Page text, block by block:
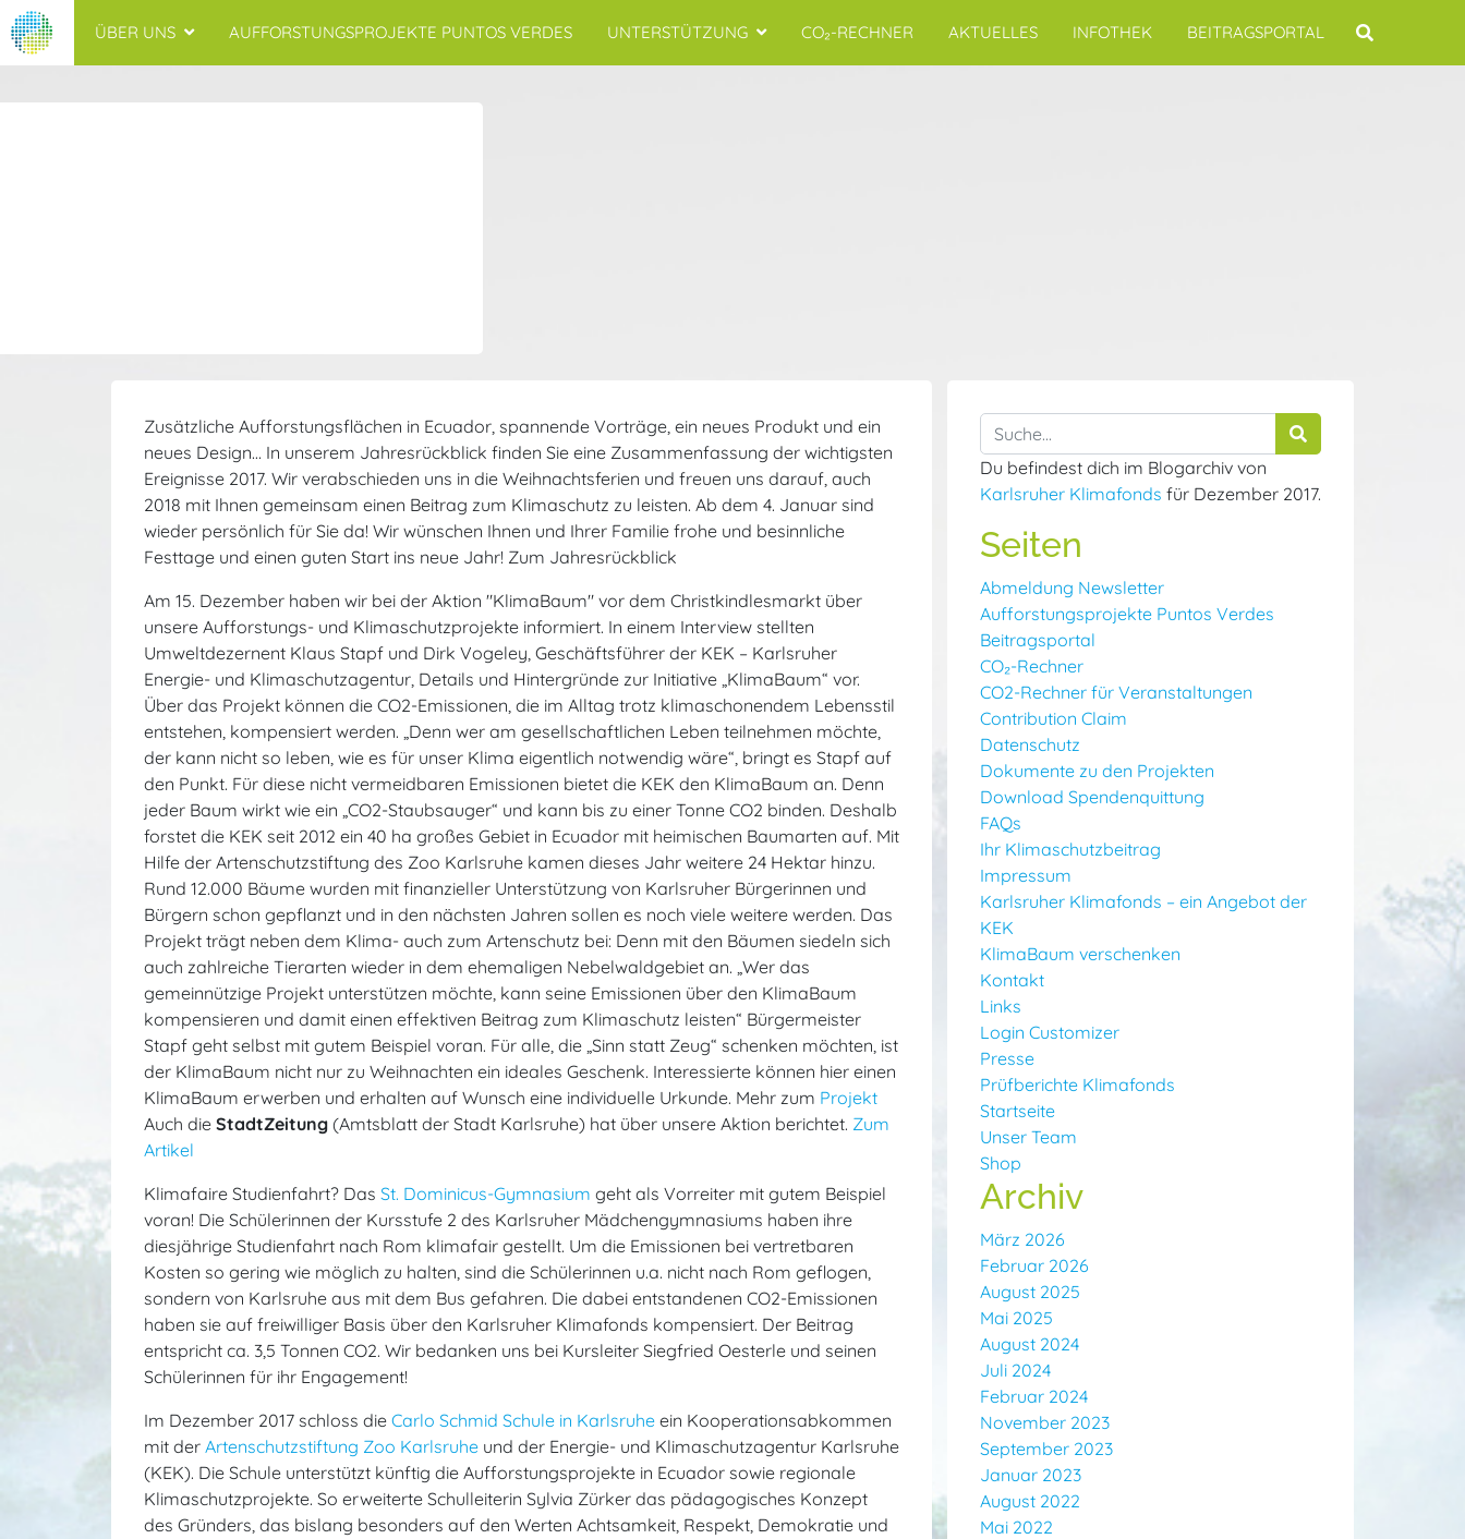
ÜBER UNS AUFFORSTUNGSPROJEKTE PUNTOS VERDES UNTERSTÜTZUNG CO₂-RECHNER AKTUELLES INFOTHEK BEITRAGSPORTAL
Zusätzliche Aufforstungsflächen in Ecuador, spannende Vorträge, ein neues Produkt und ein
neues Design… In unserem Jahresrückblick finden Sie eine Zusammenfassung der wichtigsten
Ereignisse 2017. Wir verabschieden uns in die Weihnachtsferien und freuen uns darauf, auch
2018 mit Ihnen gemeinsam einen Beitrag zum Klimaschutz zu leisten. Ab dem 4. Januar sind
wieder persönlich für Sie da! Wir wünschen Ihnen und Ihrer Familie frohe und besinnliche
Festtage und einen guten Start ins neue Jahr! Zum Jahresrückblick
Am 15. Dezember haben wir bei der Aktion "KlimaBaum" vor dem Christkindlesmarkt über
unsere Aufforstungs- und Klimaschutzprojekte informiert. In einem Interview stellten
Umweltdezernent Klaus Stapf und Dirk Vogeley, Geschäftsführer der KEK – Karlsruher
Energie- und Klimaschutzagentur, Details und Hintergründe zur Initiative „KlimaBaum“ vor.
Über das Projekt können die CO2-Emissionen, die im Alltag trotz klimaschonendem Lebensstil
entstehen, kompensiert werden. „Denn wer am gesellschaftlichen Leben teilnehmen möchte,
der kann nicht so leben, wie es für unser Klima eigentlich notwendig wäre“, bringt es Stapf auf
den Punkt. Für diese nicht vermeidbaren Emissionen bietet die KEK den KlimaBaum an. Denn
jeder Baum wirkt wie ein „CO2-Staubsauger“ und kann bis zu einer Tonne CO2 binden. Deshalb
forstet die KEK seit 2012 ein 40 ha großes Gebiet in Ecuador mit heimischen Baumarten auf. Mit
Hilfe der Artenschutzstiftung des Zoo Karlsruhe kamen dieses Jahr weitere 24 Hektar hinzu.
Rund 12.000 Bäume wurden mit finanzieller Unterstützung von Karlsruher Bürgerinnen und
Bürgern schon gepflanzt und in den nächsten Jahren sollen es noch viele weitere werden. Das
Projekt trägt neben dem Klima- auch zum Artenschutz bei: Denn mit den Bäumen siedeln sich
auch zahlreiche Tierarten wieder in dem ehemaligen Nebelwaldgebiet an. „Wer das
gemeinnützige Projekt unterstützen möchte, kann seine Emissionen über den KlimaBaum
kompensieren und damit einen effektiven Beitrag zum Klimaschutz leisten“ Bürgermeister
Stapf geht selbst mit gutem Beispiel voran. Für alle, die „Sinn statt Zeug“ schenken möchten, ist
der KlimaBaum nicht nur zu Weihnachten ein ideales Geschenk. Interessierte können hier einen
KlimaBaum erwerben und erhalten auf Wunsch eine individuelle Urkunde. Mehr zum Projekt
Auch die StadtZeitung (Amtsblatt der Stadt Karlsruhe) hat über unsere Aktion berichtet. Zum
Artikel
Klimafaire Studienfahrt? Das St. Dominicus-Gymnasium geht als Vorreiter mit gutem Beispiel
voran! Die Schülerinnen der Kursstufe 2 des Karlsruher Mädchengymnasiums haben ihre
diesjährige Studienfahrt nach Rom klimafair gestellt. Um die Emissionen bei vertretbaren
Kosten so gering wie möglich zu halten, sind die Schülerinnen u.a. nicht nach Rom geflogen,
sondern von Karlsruhe aus mit dem Bus gefahren. Die dabei entstandenen CO2-Emissionen
haben sie auf freiwilliger Basis über den Karlsruher Klimafonds kompensiert. Der Beitrag
entspricht ca. 3,5 Tonnen CO2. Wir bedanken uns bei Kursleiter Siegfried Oesterle und seinen
Schülerinnen für ihr Engagement!
Im Dezember 2017 schloss die Carlo Schmid Schule in Karlsruhe ein Kooperationsabkommen
mit der Artenschutzstiftung Zoo Karlsruhe und der Energie- und Klimaschutzagentur Karlsruhe
(KEK). Die Schule unterstützt künftig die Aufforstungsprojekte in Ecuador sowie regionale
Klimaschutzprojekte. So erweiterte Schulleiterin Sylvia Zürker das pädagogisches Konzept
des Gründers, das bislang besonders auf den Werten Achtsamkeit, Respekt, Demokratie und
Du befindest dich im Blogarchiv von
Karlsruher Klimafonds für Dezember 2017.
Seiten
Abmeldung Newsletter
Aufforstungsprojekte Puntos Verdes
Beitragsportal
CO₂-Rechner
CO2-Rechner für Veranstaltungen
Contribution Claim
Datenschutz
Dokumente zu den Projekten
Download Spendenquittung
FAQs
Ihr Klimaschutzbeitrag
Impressum
Karlsruher Klimafonds – ein Angebot der
KEK
KlimaBaum verschenken
Kontakt
Links
Login Customizer
Presse
Prüfberichte Klimafonds
Startseite
Unser Team
Shop
Archiv
März 2026
Februar 2026
August 2025
Mai 2025
August 2024
Juli 2024
Februar 2024
November 2023
September 2023
Januar 2023
August 2022
Mai 2022